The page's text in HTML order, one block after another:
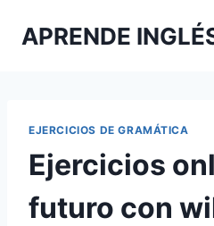
APRENDE
EJERCICIOS DE GRAMÁTICA
Ejercicios
futuro con